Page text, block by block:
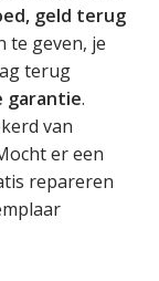
geld terug
te geven, je
terug
garantie.
van
er een
repareren